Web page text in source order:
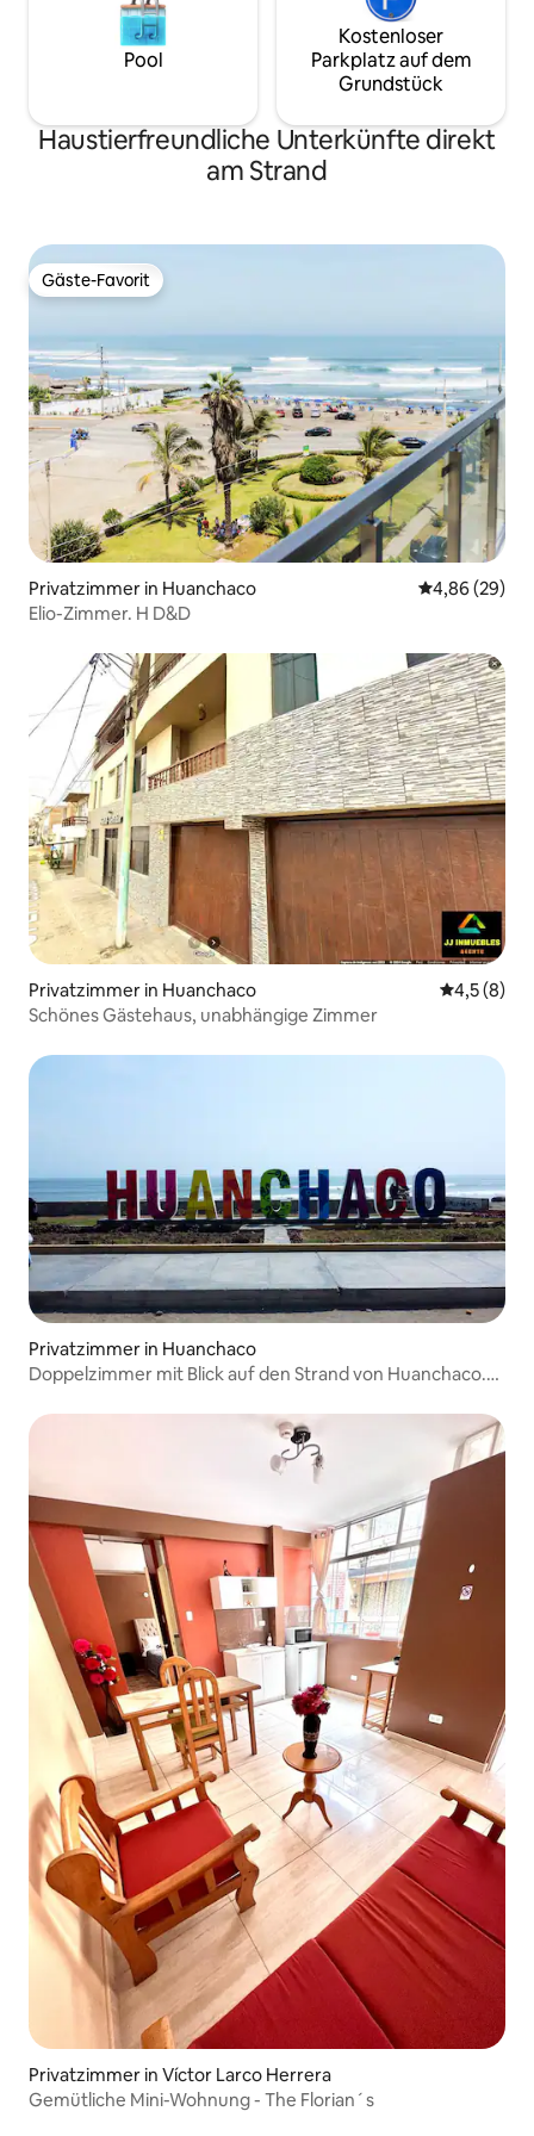
Pool
Kostenloser
Parkplatz auf dem
Grundstück
Haustierfreundliche Unterkünfte direkt
am Strand
Gäste-Favorit
Gäste-Favorit
Privatzimmer in Huanchaco
4,86 (29)
Elio-Zimmer. H D&D
Privatzimmer in Huanchaco
4,5 (8)
Schönes Gästehaus, unabhängige Zimmer
Privatzimmer in Huanchaco
Doppelzimmer mit Blick auf den Strand von Huanchaco.
Privatzimmer in Víctor Larco Herrera
Gemütliche Mini-Wohnung - The Florian´s